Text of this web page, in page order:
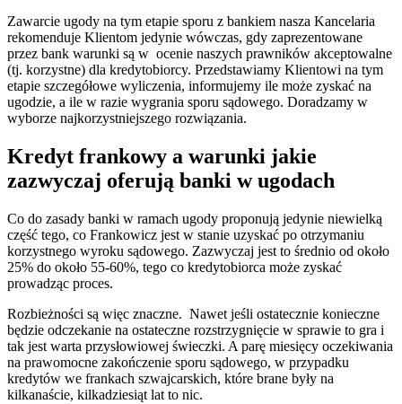
Zawarcie ugody na tym etapie sporu z bankiem nasza Kancelaria
rekomenduje Klientom jedynie wówczas, gdy zaprezentowane
przez bank warunki są w ocenie naszych prawników akceptowalne
(tj. korzystne) dla kredytobiorcy. Przedstawiamy Klientowi na tym
etapie szczegółowe wyliczenia, informujemy ile może zyskać na
ugodzie, a ile w razie wygrania sporu sądowego. Doradzamy w
wyborze najkorzystniejszego rozwiązania.
Kredyt frankowy a warunki jakie
zazwyczaj oferują banki w ugodach
Co do zasady banki w ramach ugody proponują jedynie niewielką
część tego, co Frankowicz jest w stanie uzyskać po otrzymaniu
korzystnego wyroku sądowego. Zazwyczaj jest to średnio od około
25% do około 55-60%, tego co kredytobiorca może zyskać
prowadząc proces.
Rozbieżności są więc znaczne. Nawet jeśli ostatecznie konieczne
będzie odczekanie na ostateczne rozstrzygnięcie w sprawie to gra i
tak jest warta przysłowiowej świeczki. A parę miesięcy oczekiwania
na prawomocne zakończenie sporu sądowego, w przypadku
kredytów we frankach szwajcarskich, które brane były na
kilkanaście, kilkadziesiąt lat to nic.